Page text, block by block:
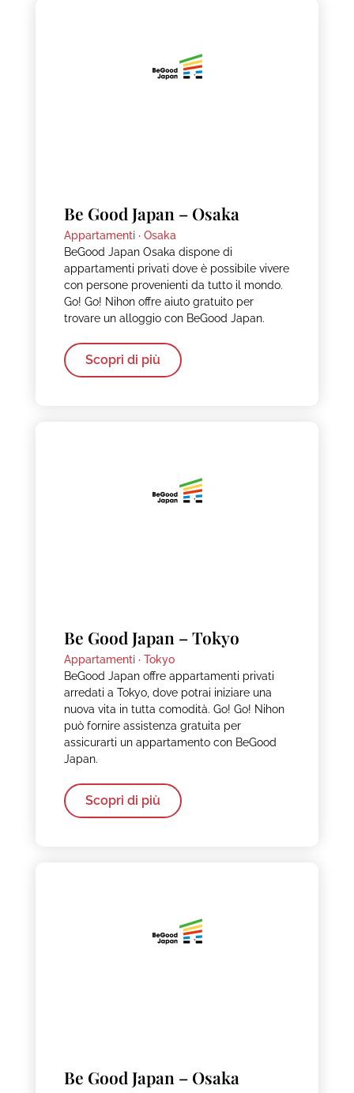
Be Good Japan – Osaka
Appartamenti · Osaka
BeGood Japan Osaka dispone di
appartamenti privati dove è possibile vivere
con persone provenienti da tutto il mondo.
Go! Go! Nihon offre aiuto gratuito per
trovare un alloggio con BeGood Japan.
Scopri di più
Be Good Japan – Tokyo
Appartamenti · Tokyo
BeGood Japan offre appartamenti privati
arredati a Tokyo, dove potrai iniziare una
nuova vita in tutta comodità. Go! Go! Nihon
può fornire assistenza gratuita per
assicurarti un appartamento con BeGood
Japan.
Scopri di più
Be Good Japan – Osaka